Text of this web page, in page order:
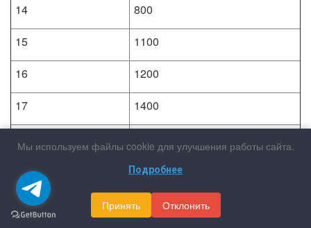
14
800
15
1100
16
1200
17
1400
19
2200
20
2600
Мы используем файлы cookie для улучшения работы сайта.
Подробнее
Принять Отклонить